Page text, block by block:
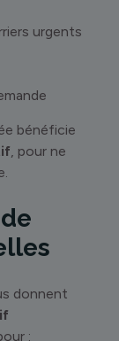
urgents
bénéficie
, pour ne
donnent
: